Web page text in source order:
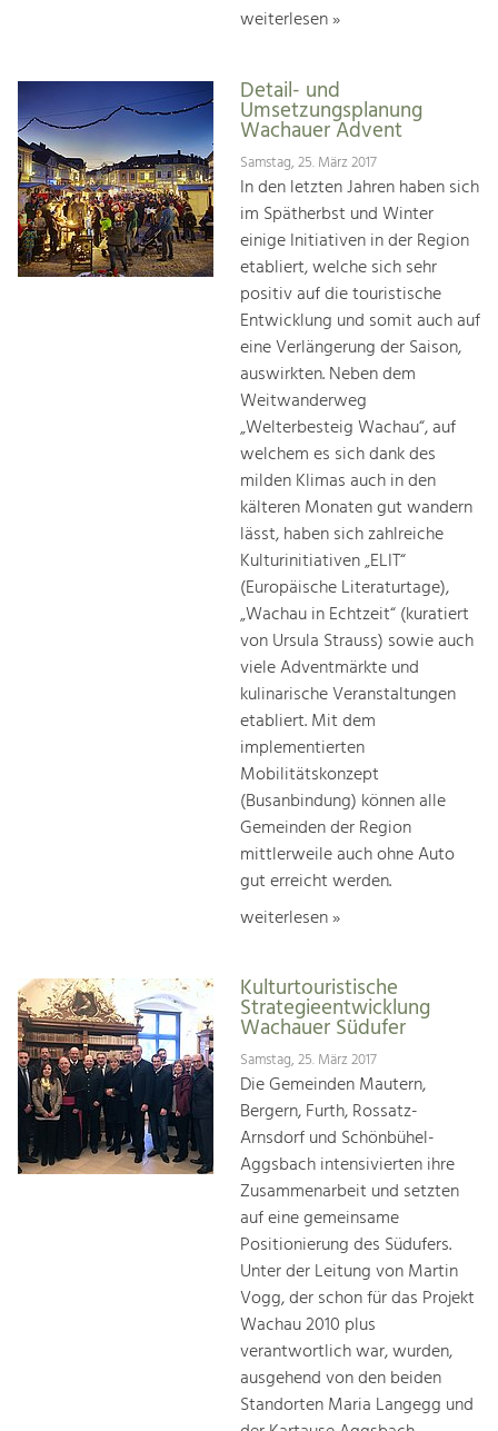
weiterlesen »
Detail- und
Umsetzungsplanung
Wachauer Advent
Samstag, 25. März 2017
In den letzten Jahren haben sich
im Spätherbst und Winter
einige Initiativen in der Region
etabliert, welche sich sehr
positiv auf die touristische
Entwicklung und somit auch auf
eine Verlängerung der Saison,
auswirkten. Neben dem
Weitwanderweg
„Welterbesteig Wachau“, auf
welchem es sich dank des
milden Klimas auch in den
kälteren Monaten gut wandern
lässt, haben sich zahlreiche
Kulturinitiativen „ELIT“
(Europäische Literaturtage),
„Wachau in Echtzeit“ (kuratiert
von Ursula Strauss) sowie auch
viele Adventmärkte und
kulinarische Veranstaltungen
etabliert. Mit dem
implementierten
Mobilitätskonzept
(Busanbindung) können alle
Gemeinden der Region
mittlerweile auch ohne Auto
gut erreicht werden.
weiterlesen »
Kulturtouristische
Strategieentwicklung
Wachauer Südufer
Samstag, 25. März 2017
Die Gemeinden Mautern,
Bergern, Furth, Rossatz-
Arnsdorf und Schönbühel-
Aggsbach intensivierten ihre
Zusammenarbeit und setzten
auf eine gemeinsame
Positionierung des Südufers.
Unter der Leitung von Martin
Vogg, der schon für das Projekt
Wachau 2010 plus
verantwortlich war, wurden,
ausgehend von den beiden
Standorten Maria Langegg und